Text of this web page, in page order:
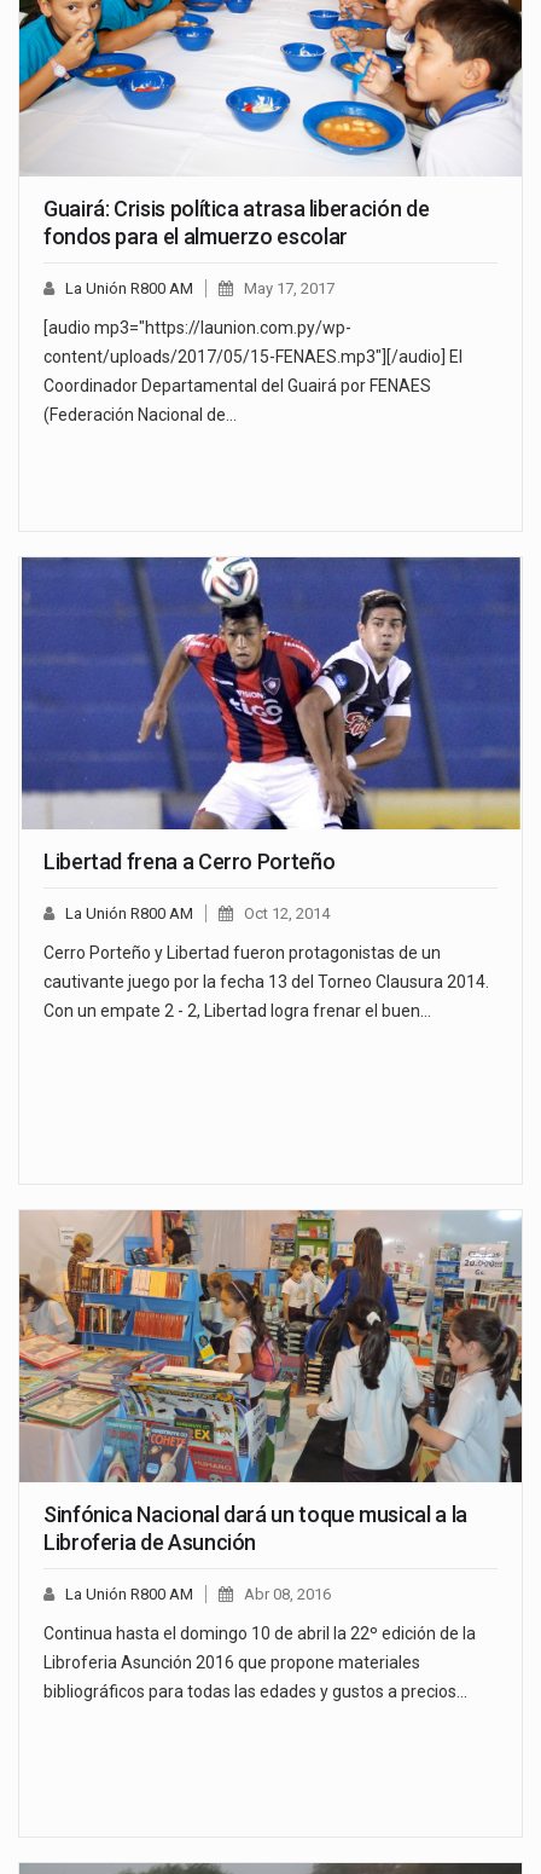
Guairá: Crisis política atrasa liberación de
fondos para el almuerzo escolar
La Unión R800 AM May 17, 2017
[audio mp3="https://launion.com.py/wp-
content/uploads/2017/05/15-FENAES.mp3"][/audio] El
Coordinador Departamental del Guairá por FENAES
(Federación Nacional de…
Libertad frena a Cerro Porteño
La Unión R800 AM Oct 12, 2014
Cerro Porteño y Libertad fueron protagonistas de un
cautivante juego por la fecha 13 del Torneo Clausura 2014.
Con un empate 2 - 2, Libertad logra frenar el buen…
Sinfónica Nacional dará un toque musical a la
Libroferia de Asunción
La Unión R800 AM Abr 08, 2016
Continua hasta el domingo 10 de abril la 22º edición de la
Libroferia Asunción 2016 que propone materiales
bibliográficos para todas las edades y gustos a precios…